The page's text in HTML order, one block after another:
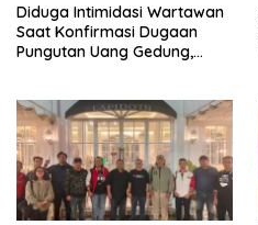
Diduga Intimidasi Wartawan
Saat Konfirmasi Dugaan
Pungutan Uang Gedung,
Buka suara